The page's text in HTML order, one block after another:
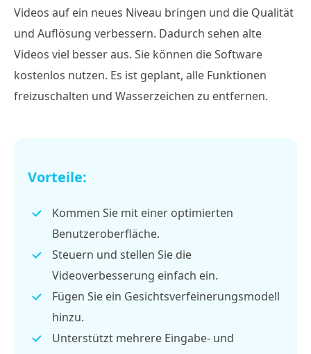
Videos auf ein neues Niveau bringen und die Qualität
und Auflösung verbessern. Dadurch sehen alte
Videos viel besser aus. Sie können die Software
kostenlos nutzen. Es ist geplant, alle Funktionen
freizuschalten und Wasserzeichen zu entfernen.
Vorteile:
Kommen Sie mit einer optimierten
Benutzeroberfläche.
Steuern und stellen Sie die
Videoverbesserung einfach ein.
Fügen Sie ein Gesichtsverfeinerungsmodell
hinzu.
Unterstützt mehrere Eingabe- und